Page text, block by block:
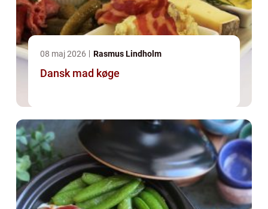
08 maj 2026 Rasmus Lindholm
Dansk mad køge